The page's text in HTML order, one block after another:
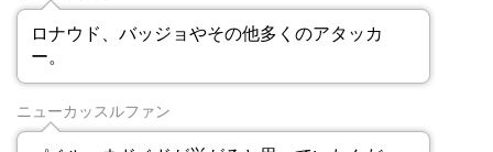
ロナウド、バッジョやその他多くのアタッカ
ー。
ニューカッスルファン